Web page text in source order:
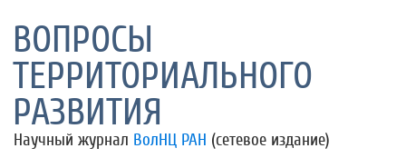
ВОПРОСЫ
ТЕРРИТОРИАЛЬНОГО
РАЗВИТИЯ
Научный журнал ВолНЦ РАН (сетевое издание)